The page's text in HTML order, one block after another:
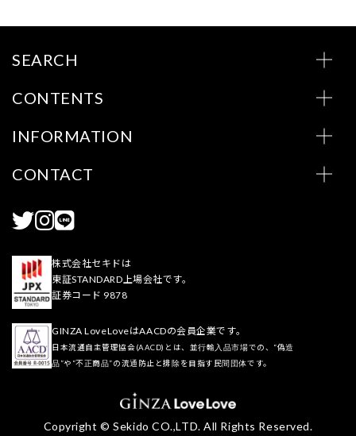
SEARCH
CONTENTS
INFORMATION
CONTACT
株式会社セキドは
東証STANDARD上場会社です。
証券コード 9878
GINZA LoveLoveはAACDの会員企業です。
日本流通自主管理協会(AACD)とは、並行輸入品市場での、“偽造
品”や“不正商品”の流通防止と排除を目指す民間団体です。
Copyright © Sekido CO.,LTD. All Rights Reserved.